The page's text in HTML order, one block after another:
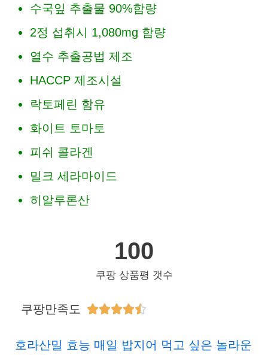
수국잎 추출물 90%함량
2정 섭취시 1,080mg 함량
열수 추출공법 제조
HACCP 제조시설
락토페린 함유
화이트 토마토
피쉬 콜라겐
밀크 세라마이드
히알루론산
쿠팡 상품평 갯수
100
쿠팡만족도 
호라산밀 효능 매일 밥지어 먹고 싶은 놀라운